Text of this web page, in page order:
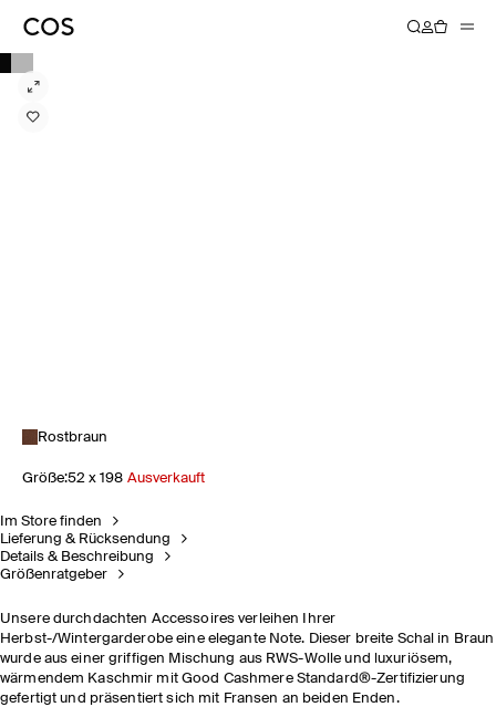
Rostbraun
Größe:52 x 198 Ausverkauft
Im Store finden
Lieferung & Rücksendung
Details & Beschreibung
Größenratgeber
Unsere durchdachten Accessoires verleihen Ihrer
Herbst-/Wintergarderobe eine elegante Note. Dieser breite Schal in Braun
wurde aus einer griffigen Mischung aus RWS-Wolle und luxuriösem,
wärmendem Kaschmir mit Good Cashmere Standard®-Zertifizierung
gefertigt und präsentiert sich mit Fransen an beiden Enden.